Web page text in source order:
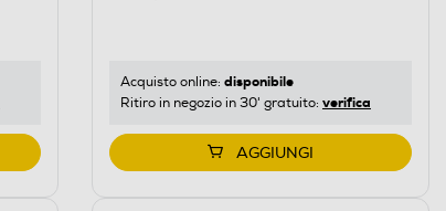
Acquisto online: disponibile
Ritiro in negozio in 30' gratuito: verifica
AGGIUNGI